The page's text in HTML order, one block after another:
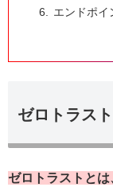
エンドポイ
ゼロトラス
ゼロトラストと